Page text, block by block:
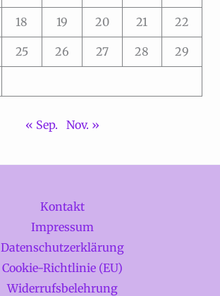
18 19 20 21 22
25 26 27 28 29
« Sep. Nov. »
Kontakt
Impressum
Datenschutzerklärung
Cookie-Richtlinie (EU)
Widerrufsbelehrung